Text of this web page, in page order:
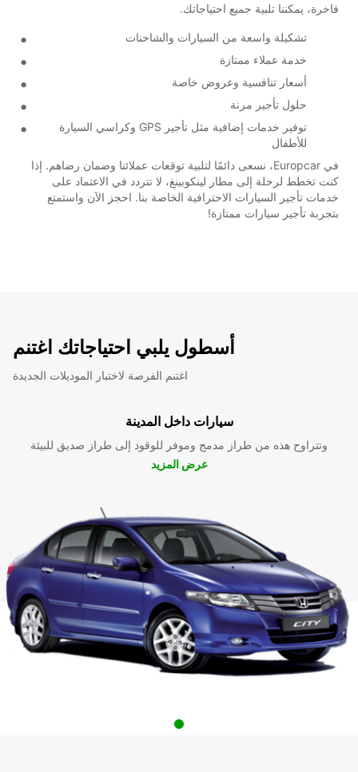
فاخرة، يمكننا تلبية جميع احتياجاتك.
تشكيلة واسعة من السيارات والشاحنات
خدمة عملاء ممتازة
أسعار تنافسية وعروض خاصة
حلول تأجير مرنة
توفير خدمات إضافية مثل تأجير GPS وكراسي السيارة
للأطفال
في Europcar، نسعى دائمًا لتلبية توقعات عملائنا وضمان رضاهم. إذا
كنت تخطط لرحلة إلى مطار لينكوبينغ، لا تتردد في الاعتماد على
خدمات تأجير السيارات الاحترافية الخاصة بنا. احجز الآن واستمتع
بتجربة تأجير سيارات ممتازة!
أسطول يلبي احتياجاتك اغتنم
اغتنم الفرصة لاختبار الموديلات الجديدة
سيارات داخل المدينة
وتتراوح هذه من طراز مدمج وموفر للوقود إلى طراز صديق للبيئة
عرض المزيد